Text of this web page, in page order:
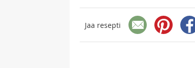
Jaa resepti